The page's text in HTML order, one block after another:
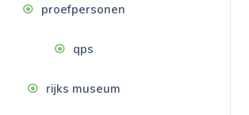
proefpersonen
qps
rijks museum